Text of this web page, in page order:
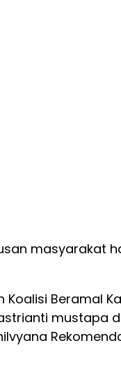
masyarakat
Koalisi Beramal
mustapa